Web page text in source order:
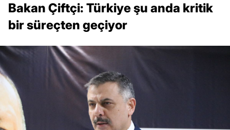
Bakan Çiftçi: Türkiye şu anda kritik
bir süreçten geçiyor